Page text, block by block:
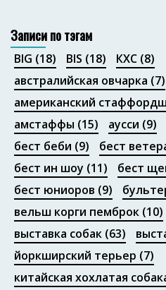
Записи по тэгам
BIG (18) BIS (18) КХС (8)
австралийская овчарка (7)
американский
амстаффы (15) аусси (9)
бест беби (9) бест
бест ин шоу (11) бест
бест юниоров (9)
вельш корги пемброк (10)
выставка собак (63)
йоркширский терьер (7)
китайская хохлатая